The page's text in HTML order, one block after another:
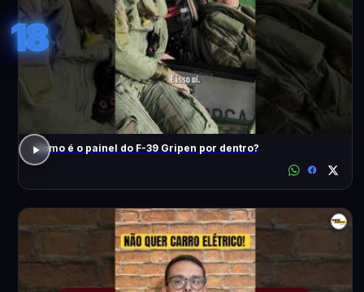
18
Como é o painel do F-39 Gripen por dentro?